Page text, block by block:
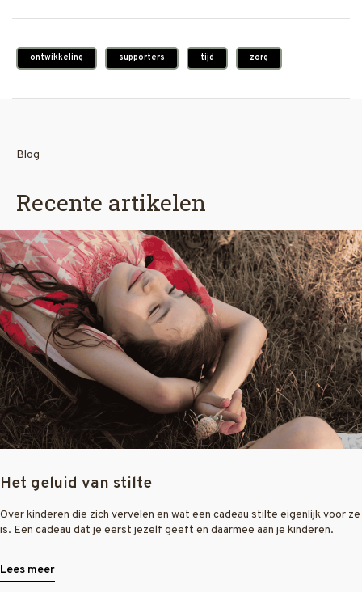
ontwikkeling supporters tijd zorg
Blog
Recente artikelen
Het geluid van stilte
Over kinderen die zich vervelen en wat een cadeau stilte eigenlijk voor ze
is. Een cadeau dat je eerst jezelf geeft en daarmee aan je kinderen.
Lees meer